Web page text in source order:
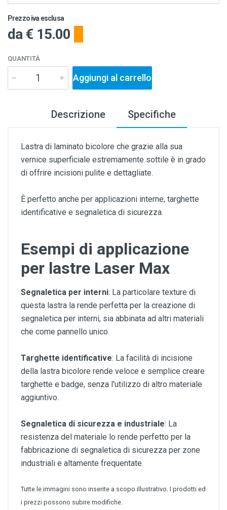
Prezzo iva esclusa
da€ 15.00
QUANTITÀ
Aggiungi al carrello
Descrizione Specifiche
Lastra di laminato bicolore che grazie alla sua
vernice superficiale estremamente sottile è in grado
di offrire incisioni pulite e dettagliate.
È perfetto anche per applicazioni interne, targhette
identificative e segnaletica di sicurezza.
Esempi di applicazione
per lastre Laser Max
Segnaletica per interni: La particolare texture di
questa lastra la rende perfetta per la creazione di
segnaletica per interni, sia abbinata ad altri materiali
che come pannello unico.
Targhette identificative: La facilità di incisione
della lastra bicolore rende veloce e semplice creare
targhette e badge, senza l'utilizzo di altro materiale
aggiuntivo.
Segnaletica di sicurezza e industriale: La
resistenza del materiale lo rende perfetto per la
fabbricazione di segnaletica di sicurezza per zone
industriali e altamente frequentate.
Tutte le immagini sono inserite a scopo illustrativo. I prodotti ed
i prezzi possono subire modifiche.